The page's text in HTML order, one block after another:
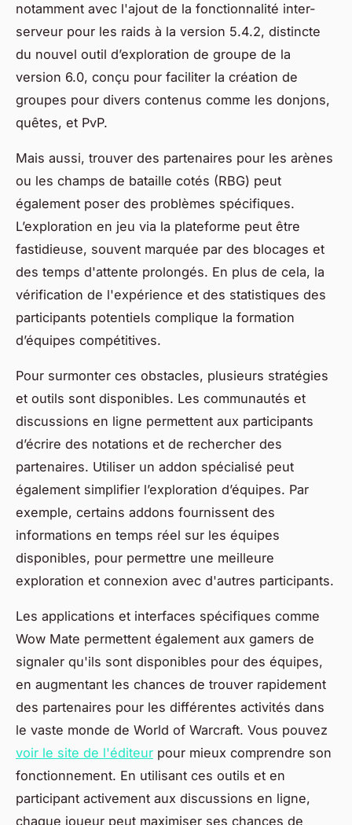
notamment avec l'ajout de la fonctionnalité inter-
serveur pour les raids à la version 5.4.2, distincte
du nouvel outil d’exploration de groupe de la
version 6.0, conçu pour faciliter la création de
groupes pour divers contenus comme les donjons,
quêtes, et PvP.
Mais aussi, trouver des partenaires pour les arènes
ou les champs de bataille cotés (RBG) peut
également poser des problèmes spécifiques.
L’exploration en jeu via la plateforme peut être
fastidieuse, souvent marquée par des blocages et
des temps d'attente prolongés. En plus de cela, la
vérification de l'expérience et des statistiques des
participants potentiels complique la formation
d’équipes compétitives.
Pour surmonter ces obstacles, plusieurs stratégies
et outils sont disponibles. Les communautés et
discussions en ligne permettent aux participants
d’écrire des notations et de rechercher des
partenaires. Utiliser un addon spécialisé peut
également simplifier l’exploration d’équipes. Par
exemple, certains addons fournissent des
informations en temps réel sur les équipes
disponibles, pour permettre une meilleure
exploration et connexion avec d'autres participants.
Les applications et interfaces spécifiques comme
Wow Mate permettent également aux gamers de
signaler qu'ils sont disponibles pour des équipes,
en augmentant les chances de trouver rapidement
des partenaires pour les différentes activités dans
le vaste monde de World of Warcraft. Vous pouvez
voir le site de l'éditeur pour mieux comprendre son
fonctionnement. En utilisant ces outils et en
participant activement aux discussions en ligne,
chaque joueur peut maximiser ses chances de